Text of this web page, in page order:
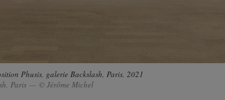
Phusis, galerie Backslash, Paris, 2021
Paris — © Jérôme Michel